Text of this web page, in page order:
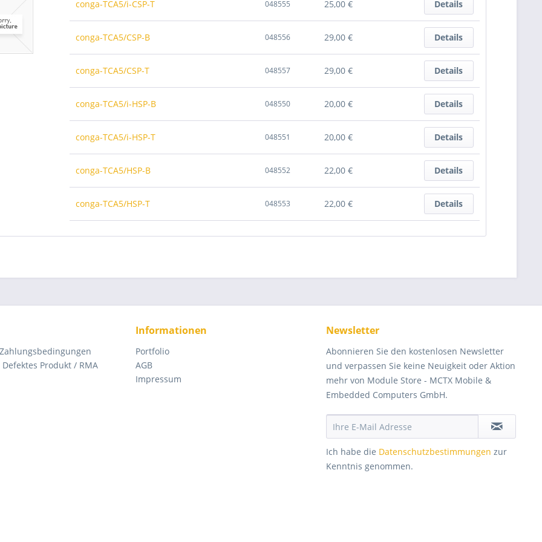
N3350E
- Intel® Celeron™ N3350E Dual Core mit 1.1GHz bis 2.3GHz, bis 8GB DDR3L Speicher via SODIMM
congatec p/n 048530
N4200E
- Intel® Pentium® N4200E Quad Core mit 1.5GHz bis 2.5GHz, bis 8GB DDR3L Speicher via SODIMM
congatec p/n 048531
conga-TCA5/i-CSP-T 048555 25,00 € Details
conga-TCA5/CSP-B 048556 29,00 € Details
conga-TCA5/CSP-T 048557 29,00 € Details
conga-TCA5/i-HSP-B 048550 20,00 € Details
conga-TCA5/i-HSP-T 048551 20,00 € Details
conga-TCA5/HSP-B 048552 22,00 € Details
conga-TCA5/HSP-T 048553 22,00 € Details
Produkt / RMA
Informationen
Portfolio
AGB
Impressum
Newsletter
Abonnieren Sie den kostenlosen Newsletter
und verpassen Sie keine Neuigkeit oder Aktion
mehr von Module Store - MCTX Mobile &
Embedded Computers GmbH.
Ich habe die Datenschutzbestimmungen zur
Kenntnis genommen.